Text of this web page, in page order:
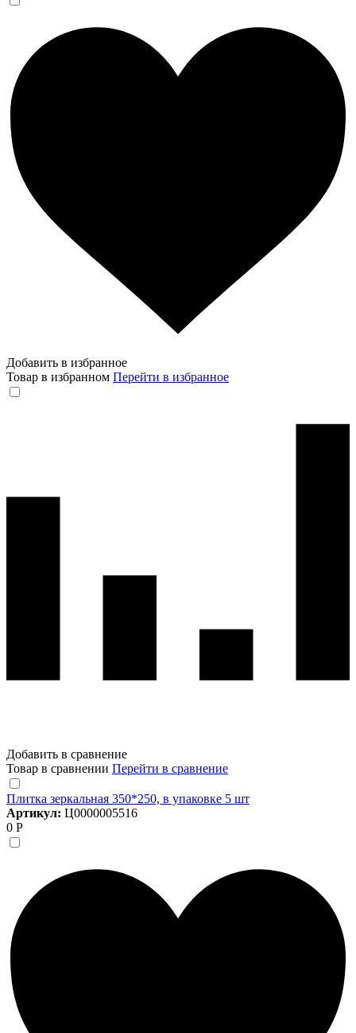
Добавить в избранное
Товар в избранном Перейти в избранное
Добавить в сравнение
Товар в сравнении Перейти в сравнение
Плитка зеркальная 350*250, в упаковке 5 шт
Артикул: Ц0000005516
0 Р